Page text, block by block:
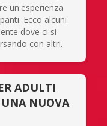
un'esperienza
Ecco alcuni
dove ci si
con altri.
ADULTI
NUOVA